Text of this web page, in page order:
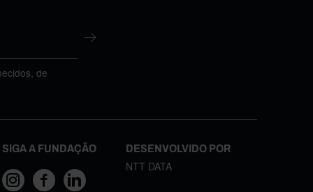
de
SIGA A FUNDAÇÃO DESENVOLVIDO POR
NTT DATA